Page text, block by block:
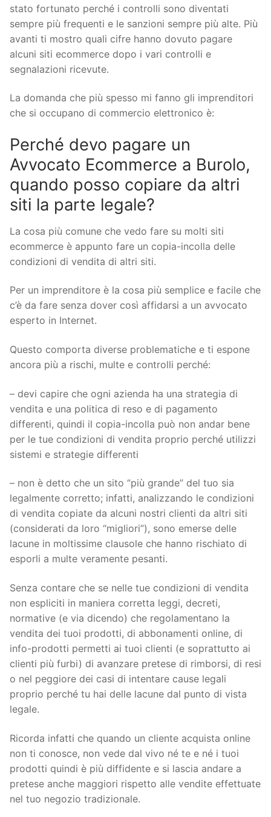
stato fortunato perché i controlli sono diventati
sempre più frequenti e le sanzioni sempre più alte. Più
avanti ti mostro quali cifre hanno dovuto pagare
alcuni siti ecommerce dopo i vari controlli e
segnalazioni ricevute.
La domanda che più spesso mi fanno gli imprenditori
che si occupano di commercio elettronico è:
Perché devo pagare un
Avvocato Ecommerce a Burolo,
quando posso copiare da altri
siti la parte legale?
La cosa più comune che vedo fare su molti siti
ecommerce è appunto fare un copia-incolla delle
condizioni di vendita di altri siti.
Per un imprenditore è la cosa più semplice e facile che
c’è da fare senza dover così affidarsi a un avvocato
esperto in Internet.
Questo comporta diverse problematiche e ti espone
ancora più a rischi, multe e controlli perché:
– devi capire che ogni azienda ha una strategia di
vendita e una politica di reso e di pagamento
differenti, quindi il copia-incolla può non andar bene
per le tue condizioni di vendita proprio perché utilizzi
sistemi e strategie differenti
– non è detto che un sito “più grande” del tuo sia
legalmente corretto; infatti, analizzando le condizioni
di vendita copiate da alcuni nostri clienti da altri siti
(considerati da loro “migliori”), sono emerse delle
lacune in moltissime clausole che hanno rischiato di
esporli a multe veramente pesanti.
Senza contare che se nelle tue condizioni di vendita
non espliciti in maniera corretta leggi, decreti,
normative (e via dicendo) che regolamentano la
vendita dei tuoi prodotti, di abbonamenti online, di
info-prodotti permetti ai tuoi clienti (e soprattutto ai
clienti più furbi) di avanzare pretese di rimborsi, di resi
o nel peggiore dei casi di intentare cause legali
proprio perché tu hai delle lacune dal punto di vista
legale.
Ricorda infatti che quando un cliente acquista online
non ti conosce, non vede dal vivo né te e né i tuoi
prodotti quindi è più diffidente e si lascia andare a
pretese anche maggiori rispetto alle vendite effettuate
nel tuo negozio tradizionale.